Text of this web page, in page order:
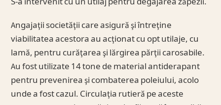
Angajaţii societăţii care asigură şi întreţine
viabilitatea acestora au acţionat cu opt utilaje, cu
lamă, pentru curăţarea şi lărgirea părţii carosabile.
Au fost utilizate 14 tone de material antiderapant
pentru prevenirea şi combaterea poleiului, acolo
unde a fost cazul. Circulaţia rutieră pe aceste